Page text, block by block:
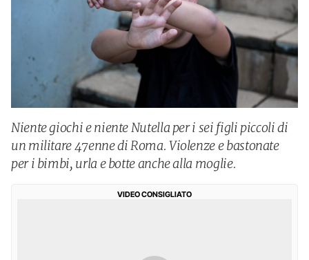
Niente giochi e niente Nutella per i sei figli piccoli di
un militare 47enne di Roma. Violenze e bastonate
per i bimbi, urla e botte anche alla moglie.
VIDEO CONSIGLIATO